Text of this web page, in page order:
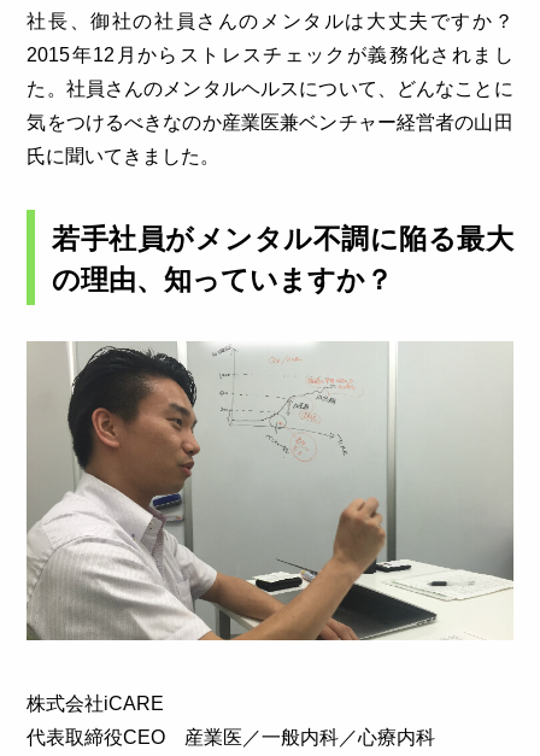
社長、御社の社員さんのメンタルは大丈夫ですか？
2015年12月からストレスチェックが義務化されまし
た。社員さんのメンタルヘルスについて、どんなことに
気をつけるべきなのか産業医兼ベンチャー経営者の山田
氏に聞いてきました。
若手社員がメンタル不調に陥る最大
の理由、知っていますか？
株式会社iCARE
代表取締役CEO 産業医／一般内科／心療内科